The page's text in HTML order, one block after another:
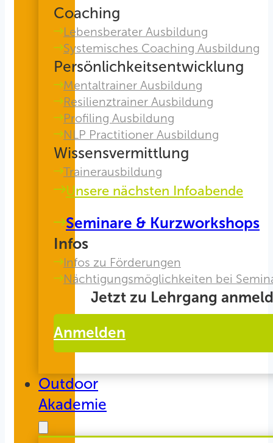
Coaching
Lebensberater Ausbildung
Systemisches Coaching Ausbildung
Persönlichkeitsentwicklung
Mentaltrainer Ausbildung
Resilienztrainer Ausbildung
Profiling Ausbildung
NLP Practitioner Ausbildung
Wissensvermittlung
Trainerausbildung
Unsere nächsten Infoabende
Seminare & Kurzworkshops
Infos
Infos zu Förderungen
Nächtigungsmöglichkeiten bei
Jetzt zu Lehrgang
Anmelden
Outdoor
Akademie